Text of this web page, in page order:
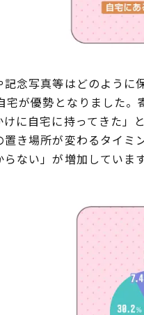
念写真等はどのように
宅が優勢となりました
に自宅に持ってきた」
置き場所が変わるタイ
らない」が増加してい